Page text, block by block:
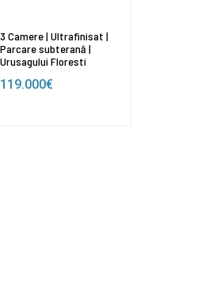
3 Camere | Ultrafinisat |
Parcare subterană |
Urusagului Floresti
119.000€